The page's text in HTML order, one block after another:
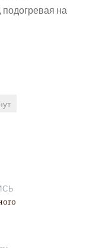
на